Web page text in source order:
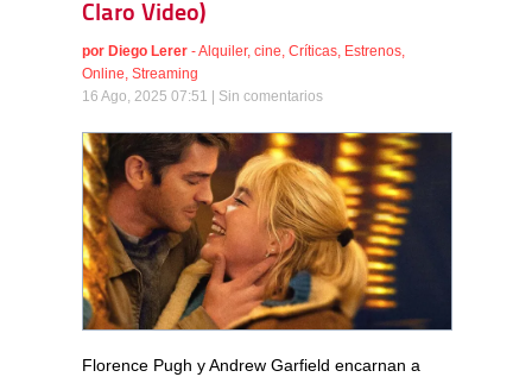
Claro Video)
por Diego Lerer -Alquiler, cine Críticas Estrenos
Online Streaming
16 Ago, 2025 07:51 | Sin comentarios
Florence Pugh y Andrew Garfield encarnan a